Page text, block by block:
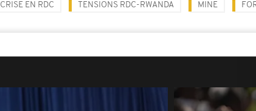
CRISE EN RDC TENSIONS RDC-RWANDA MINE